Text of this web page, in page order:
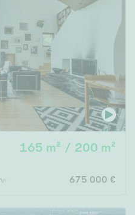
165 m² / 200 m²
35m2
675 000 €